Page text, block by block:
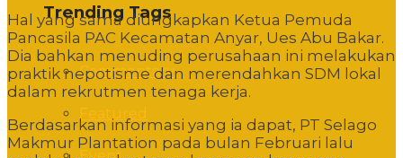
Trending Tags
Commentary
Hal yang sama diungkapkan Ketua Pemuda
Pancasila PAC Kecamatan Anyar, Ues Abu Bakar.
Dia bahkan menuding perusahaan ini melakukan
praktik nepotisme dan merendahkan SDM lokal
dalam rekrutmen tenaga kerja.
Berdasarkan informasi yang ia dapat, PT Selago
Makmur Plantation pada bulan Februari lalu